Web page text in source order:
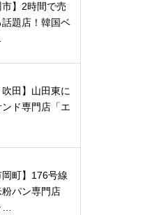
市】2時間で売
話題店！韓国ベ
吹田】山田東に
ド専門店「エ
岡町】176号線
パン専門店
…